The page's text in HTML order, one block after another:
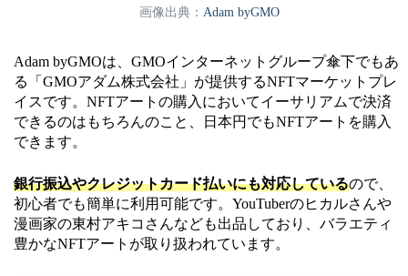
イーサリアム（ETH）
ウォレット
ERC721規格に対応するウォレッ
ト
画像出典：Adam byGMO
Adam byGMOは、GMOインターネットグループ傘下でもあ
る「GMOアダム株式会社」が提供するNFTマーケットプレ
イスです。NFTアートの購入においてイーサリアムで決済
できるのはもちろんのこと、日本円でもNFTアートを購入
できます。
銀行振込やクレジットカード払いにも対応しているので、
初心者でも簡単に利用可能です。YouTuberのヒカルさんや
漫画家の東村アキコさんなども出品しており、バラエティ
豊かなNFTアートが取り扱われています。